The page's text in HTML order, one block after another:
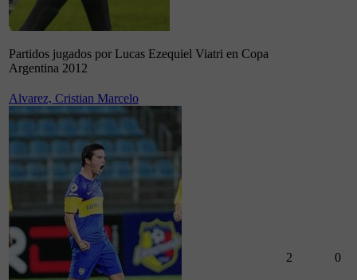
Partidos jugados por Lucas Ezequiel Viatri en Copa
Argentina 2012
Alvarez, Cristian Marcelo
2 0